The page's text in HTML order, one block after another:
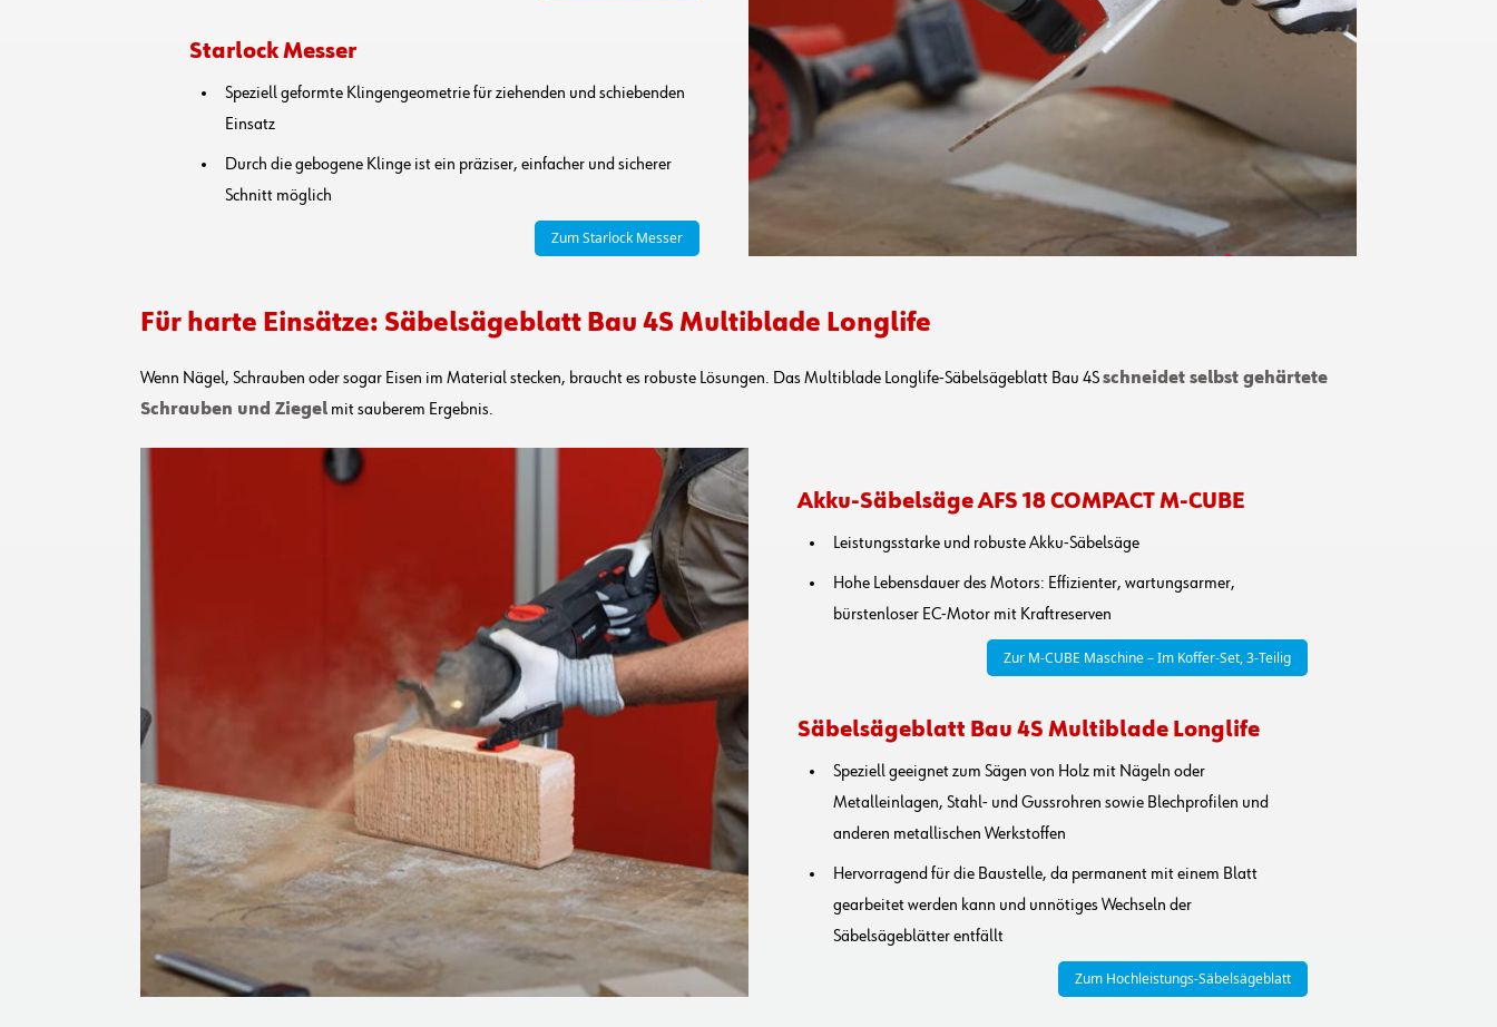
Starlock Messer
Speziell geformte Klingengeometrie für ziehenden und schiebenden
Einsatz
Durch die gebogene Klinge ist ein präziser, einfacher und sicherer
Schnitt möglich
Zum Starlock Messer
Für harte Einsätze: Säbelsägeblatt Bau 4S Multiblade Longlife
Wenn Nägel, Schrauben oder sogar Eisen im Material stecken, braucht es robuste Lösungen. Das Multiblade Longlife-Säbelsägeblatt Bau 4Sschneidet selbst gehärtete
Schrauben und Ziegel mit sauberem Ergebnis.
Akku-Säbelsäge AFS 18 COMPACT M-CUBE
Leistungsstarke und robuste Akku-Säbelsäge
Hohe Lebensdauer des Motors: Effizienter, wartungsarmer,
bürstenloser EC-Motor mit Kraftreserven
Zur M-CUBE Maschine – Im Koffer-Set, 3-Teilig
Säbelsägeblatt Bau 4S Multiblade Longlife
Speziell geeignet zum Sägen von Holz mit Nägeln oder
Metalleinlagen, Stahl- und Gussrohren sowie Blechprofilen und
anderen metallischen Werkstoffen
Hervorragend für die Baustelle, da permanent mit einem Blatt
gearbeitet werden kann und unnötiges Wechseln der
Säbelsägeblätter entfällt
Zum Hochleistungs-Säbelsägeblatt